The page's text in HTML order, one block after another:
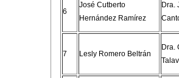
6
José Cutberto
Hernández Ramírez
Dra.
7 Lesly Romero Beltrán
Dra.